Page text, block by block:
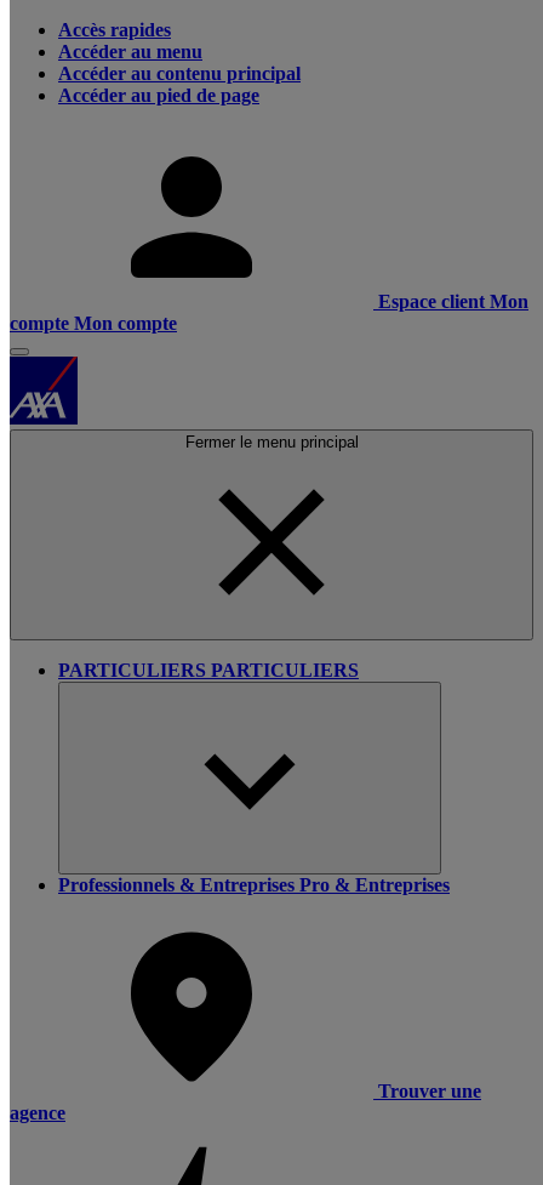
Accès rapides
Accéder au menu
Accéder au contenu principal
Accéder au pied de page
Espace client Mon
compte Mon compte
Fermer le menu principal
PARTICULIERS PARTICULIERS
Professionnels & Entreprises Pro & Entreprises
Trouver une
agence